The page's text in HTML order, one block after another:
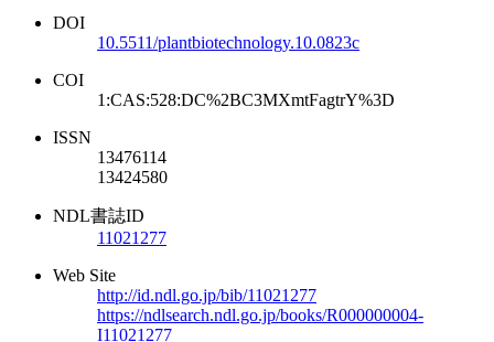
DOI
10.5511/plantbiotechnology.10.0823c
COI
1:CAS:528:DC%2BC3MXmtFagtrY%3D
ISSN
13476114
13424580
NDL書誌ID
11021277
Web Site
http://id.ndl.go.jp/bib/11021277
https://ndlsearch.ndl.go.jp/books/R000000004-
I11021277